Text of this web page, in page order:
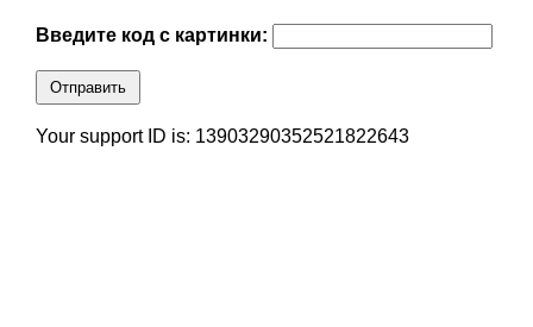
Введите код с картинки:
Отправить
Your support ID is: 13903290352521822643